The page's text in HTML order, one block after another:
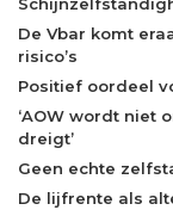
De Vbar komt
risico’s
Positief oordeel
‘AOW wordt niet
dreigt’
Geen echte
De lijfrente als